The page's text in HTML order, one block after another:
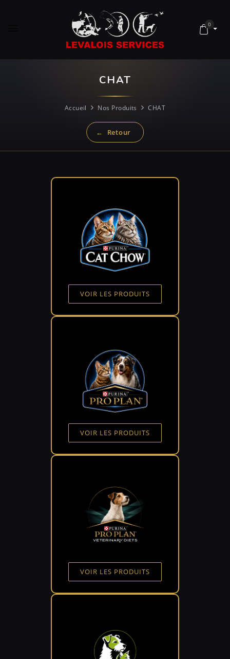
0
CHAT
Accueil Nos Produits CHAT
VOIR LES PRODUITS
VOIR LES PRODUITS
VOIR LES PRODUITS